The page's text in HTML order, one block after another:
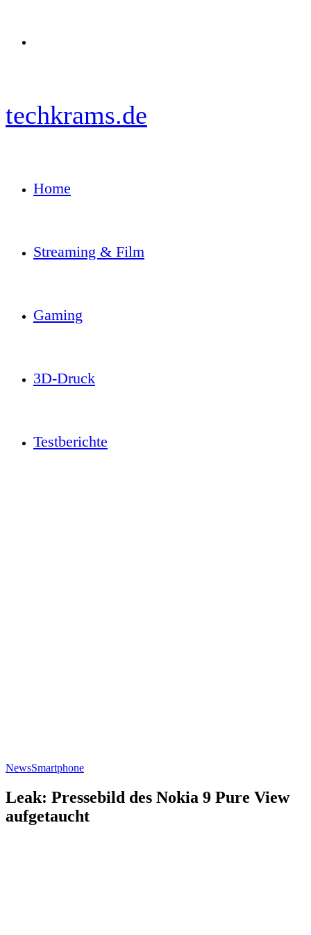
techkrams.de
Home
Streaming & Film
Gaming
3D-Druck
Testberichte
NewsSmartphone
Leak: Pressebild des Nokia 9 Pure View
aufgetaucht